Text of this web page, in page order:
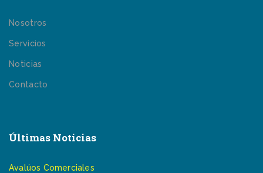
Nosotros
Servicios
Noticias
Contacto
Últimas Noticias
Avalúos Comerciales